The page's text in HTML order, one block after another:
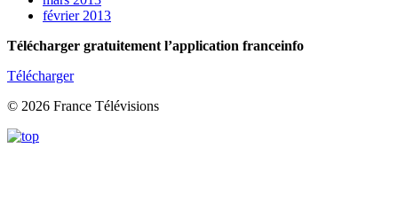
février 2013
Télécharger gratuitement l’application franceinfo
Télécharger
© 2026 France Télévisions